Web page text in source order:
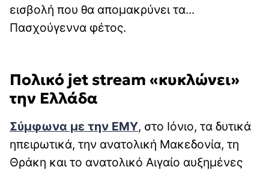
εισβολή που θα απομακρύνει τα...
Πασχούγεννα φέτος.
Πολικό jet stream «κυκλώνει»
την Ελλάδα
Σύμφωνα με την ΕΜΥ, στο Ιόνιο, τα δυτικά
ηπειρωτικά, την ανατολική Μακεδονία, τη
Θράκη και το ανατολικό Αιγαίο αυξημένες